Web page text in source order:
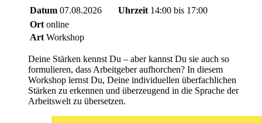
Datum 07.08.2026 Uhrzeit 14:00 bis 17:00
Ort online
Art Workshop
Deine Stärken kennst Du – aber kannst Du sie auch so
formulieren, dass Arbeitgeber aufhorchen? In diesem
Workshop lernst Du, Deine individuellen überfachlichen
Stärken zu erkennen und überzeugend in die Sprache der
Arbeitswelt zu übersetzen.